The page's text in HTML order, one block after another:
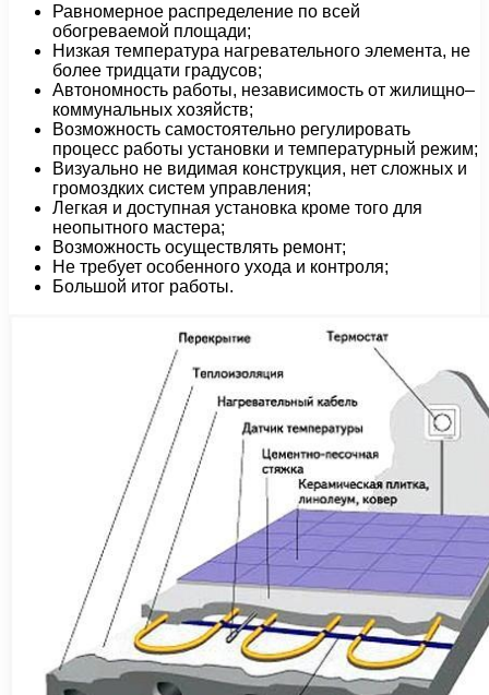
Равномерное распределение по всей
обогреваемой площади;
Низкая температура нагревательного элемента, не
более тридцати градусов;
Автономность работы, независимость от жилищно–
коммунальных хозяйств;
Возможность самостоятельно регулировать
процесс работы установки и температурный режим;
Визуально не видимая конструкция, нет сложных и
громоздких систем управления;
Легкая и доступная установка кроме того для
неопытного мастера;
Возможность осуществлять ремонт;
Не требует особенного ухода и контроля;
Большой итог работы.